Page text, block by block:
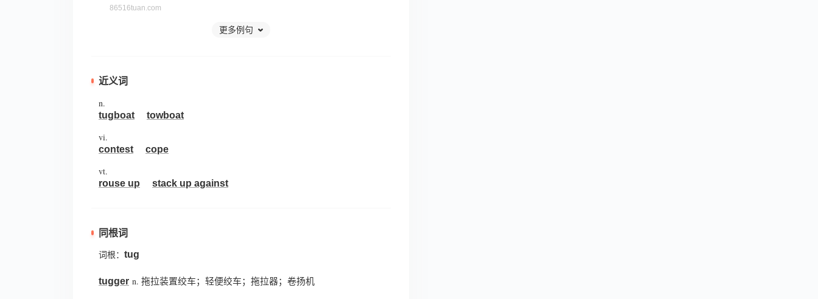
86516tuan.com
更多例句
近义词
n.
tugboat towboat
vi.
contest cope
vt.
rouse up stack up against
同根词
词根： tug
tugger n. 拖拉装置绞车；轻便绞车；拖拉器；卷扬机